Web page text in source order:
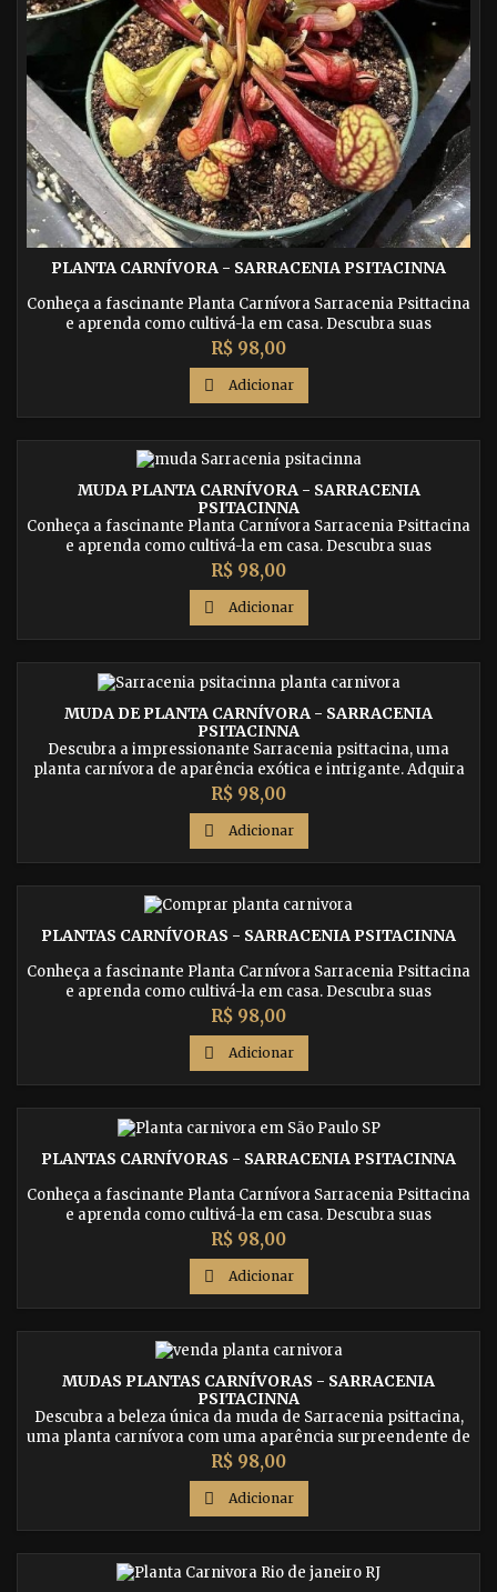
PLANTA CARNÍVORA - SARRACENIA PSITACINNA
Conheça a fascinante Planta Carnívora Sarracenia Psittacina
e aprenda como cultivá-la em casa. Descubra suas
características únicas e como ela atrai e captura suas presas.
Preço
R$ 98,00
 Adicionar
MUDA PLANTA CARNÍVORA - SARRACENIA
PSITACINNA
Conheça a fascinante Planta Carnívora Sarracenia Psittacina
e aprenda como cultivá-la em casa. Descubra suas
características únicas e como ela atrai e captura suas presas.
Preço
R$ 98,00
 Adicionar
MUDA DE PLANTA CARNÍVORA - SARRACENIA
PSITACINNA
Descubra a impressionante Sarracenia psittacina, uma
planta carnívora de aparência exótica e intrigante. Adquira
uma muda de Sarracenia psittacina e desfrute da beleza e
da eficiência dessa predadora natural.
Preço
R$ 98,00
 Adicionar
PLANTAS CARNÍVORAS - SARRACENIA PSITACINNA
Conheça a fascinante Planta Carnívora Sarracenia Psittacina
e aprenda como cultivá-la em casa. Descubra suas
características únicas e como ela atrai e captura suas presas.
Preço
R$ 98,00
 Adicionar
PLANTAS CARNÍVORAS - SARRACENIA PSITACINNA
Conheça a fascinante Planta Carnívora Sarracenia Psittacina
e aprenda como cultivá-la em casa. Descubra suas
características únicas e como ela atrai e captura suas presas.
Preço
R$ 98,00
 Adicionar
MUDAS PLANTAS CARNÍVORAS - SARRACENIA
PSITACINNA
Descubra a beleza única da muda de Sarracenia psittacina,
uma planta carnívora com uma aparência surpreendente de
'boca de pássaro'. Adquira uma muda e adicione uma
maravilha natural à sua coleção.
Preço
R$ 98,00
 Adicionar